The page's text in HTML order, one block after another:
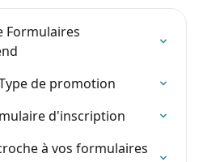
Formulaires
de promotion
d'inscription
à vos formulaires